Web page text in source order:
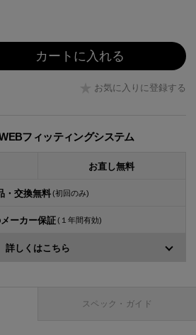
お気に入りに登録する
カートに入れる
フィッティングシステム
お直し無料
・交換無料 (初回のみ)
ーカー保証(１年間有効)
詳しくはこちら
スペック・ガイド